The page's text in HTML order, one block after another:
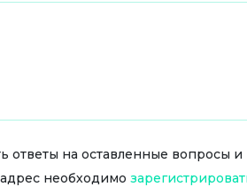
ответы на оставленные вопросы
необходимо